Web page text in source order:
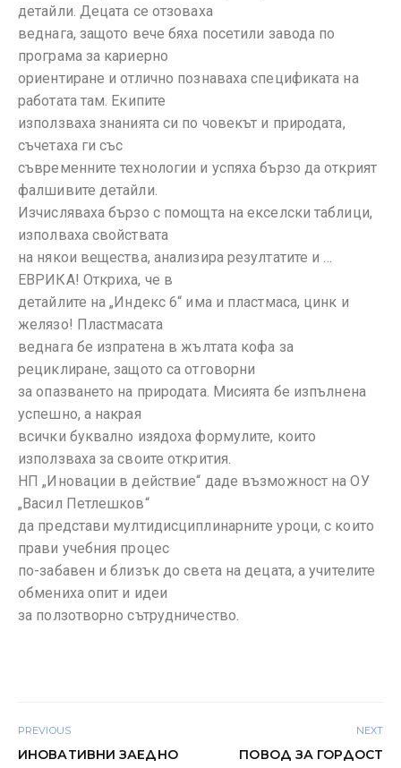
детайли. Децата се отзоваха
веднага, защото вече бяха посетили завода по
програма за кариерно
ориентиране и отлично познаваха спецификата на
работата там. Екипите
използваха знанията си по човекът и природата,
съчетаха ги със
съвременните технологии и успяха бързо да открият
фалшивите детайли.
Изчисляваха бързо с помощта на екселски таблици,
изполваха свойствата
на някои вещества, анализира резултатите и …
ЕВРИКА! Откриха, че в
детайлите на „Индекс 6“ има и пластмаса, цинк и
желязо! Пластмасата
веднага бе изпратена в жълтата кофа за
рециклиране, защото са отговорни
за опазването на природата. Мисията бе изпълнена
успешно, а накрая
всички буквално изядоха формулите, които
използваха за своите открития.
НП „Иновации в действие“ даде възможност на ОУ
„Васил Петлешков“
да представи мултидисциплинарните уроци, с които
прави учебния процес
по-забавен и близък до света на децата, а учителите
обмениха опит и идеи
за ползотворно сътрудничество.
PREVIOUS
ИНОВАТИВНИ ЗАЕДНО
NEXT
ПОВОД ЗА ГОРДОСТ